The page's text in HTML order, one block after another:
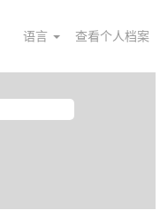
语言 查看个人档案